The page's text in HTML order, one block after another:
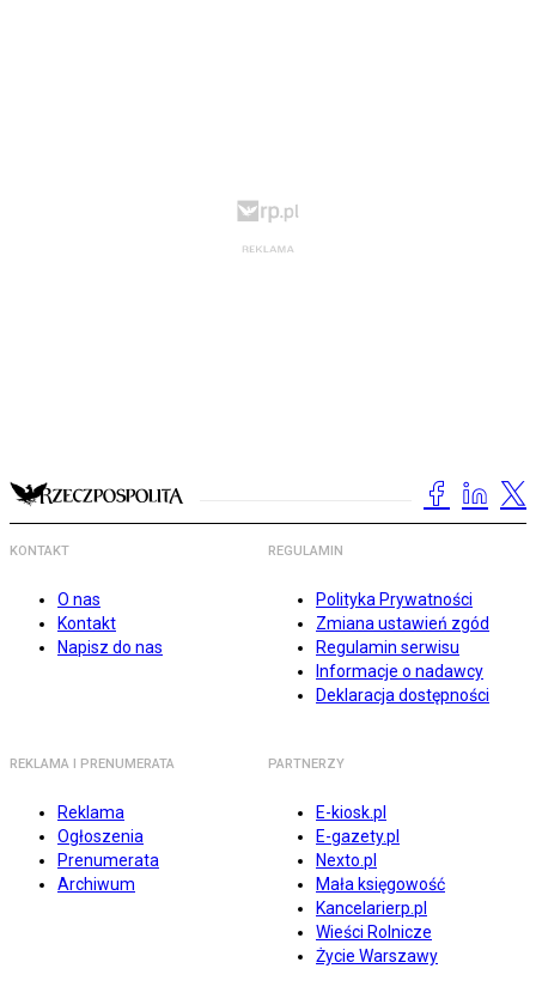
KONTAKT
O nas
Kontakt
Napisz do nas
REGULAMIN
Polityka Prywatności
Zmiana ustawień zgód
Regulamin serwisu
Informacje o nadawcy
Deklaracja dostępności
REKLAMA I PRENUMERATA
Reklama
Ogłoszenia
Prenumerata
Archiwum
PARTNERZY
E-kiosk.pl
E-gazety.pl
Nexto.pl
Mała księgowość
Kancelarierp.pl
Wieści Rolnicze
Życie Warszawy